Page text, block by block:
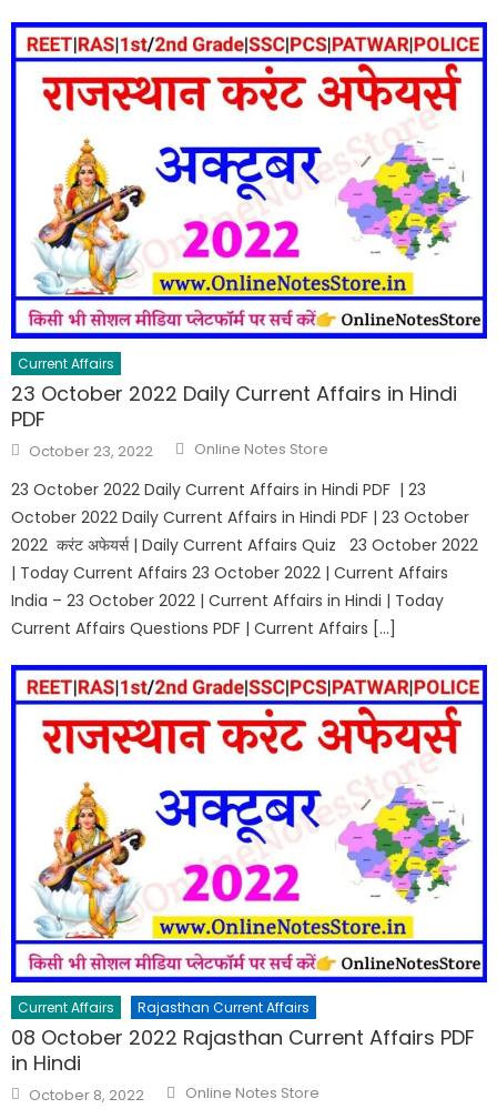
Current Affairs
23 October 2022 Daily Current Affairs in Hindi
PDF
October 23, 2022 Online Notes Store
23 October 2022 Daily Current Affairs in Hindi PDF | 23
October 2022 Daily Current Affairs in Hindi PDF | 23 October
2022 करंट अफेयर्स | Daily Current Affairs Quiz 23 October 2022
| Today Current Affairs 23 October 2022 | Current Affairs
India – 23 October 2022 | Current Affairs in Hindi | Today
Current Affairs Questions PDF | Current Affairs […]
Current Affairs Rajasthan Current Affairs
08 October 2022 Rajasthan Current Affairs PDF
in Hindi
October 8, 2022 Online Notes Store